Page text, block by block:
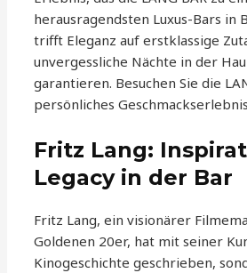
herausragendsten Luxus-Bars in
trifft Eleganz auf erstklassige
unvergessliche Nächte in der
garantieren. Besuchen Sie die
persönliches
Fritz Lang:
Legacy in der Bar
Fritz Lang, ein visionärer
Goldenen 20er, hat mit seiner
Kinogeschichte geschrieben,